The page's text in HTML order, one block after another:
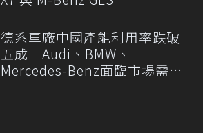
德系車廠中國產能利用率跌破
五成 Audi、BMW、
Mercedes-Benz面臨市場需求